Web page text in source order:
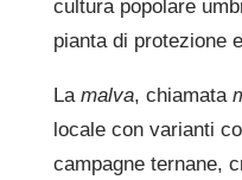
cultura popolare
pianta di protezione
La malva, chiamata
locale con varianti
campagne ternane,